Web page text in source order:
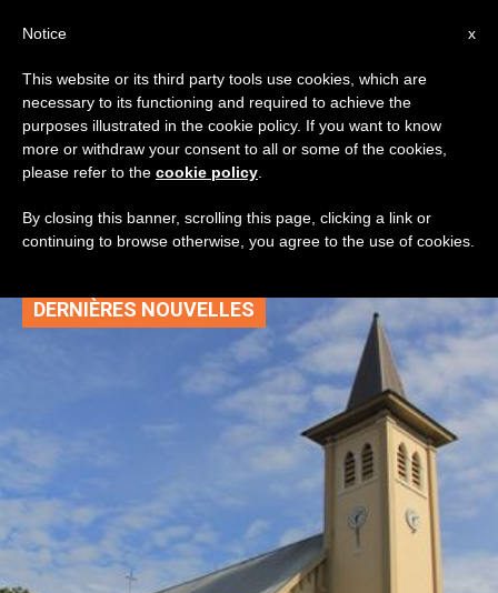
TAG
Posts Tagged
‘ماكاسار’
DERNIÈRES NOUVELLES
x
Notice
This website or its third party tools use cookies, which are
necessary to its functioning and required to achieve the
purposes illustrated in the cookie policy. If you want to know
more or withdraw your consent to all or some of the cookies,
please refer to the cookie policy
By closing this banner, scrolling this page, clicking a link or
continuing to browse otherwise, you agree to the use of cookies.